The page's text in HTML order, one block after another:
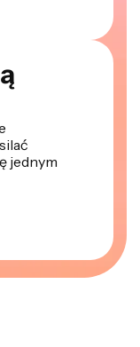
jednym